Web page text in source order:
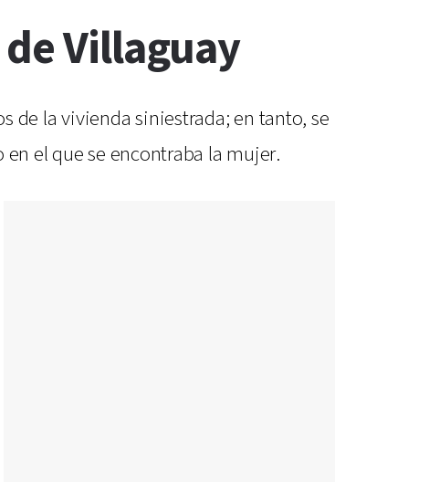
Villaguay
de la vivienda siniestrada; en tanto, se
el que se encontraba la mujer.